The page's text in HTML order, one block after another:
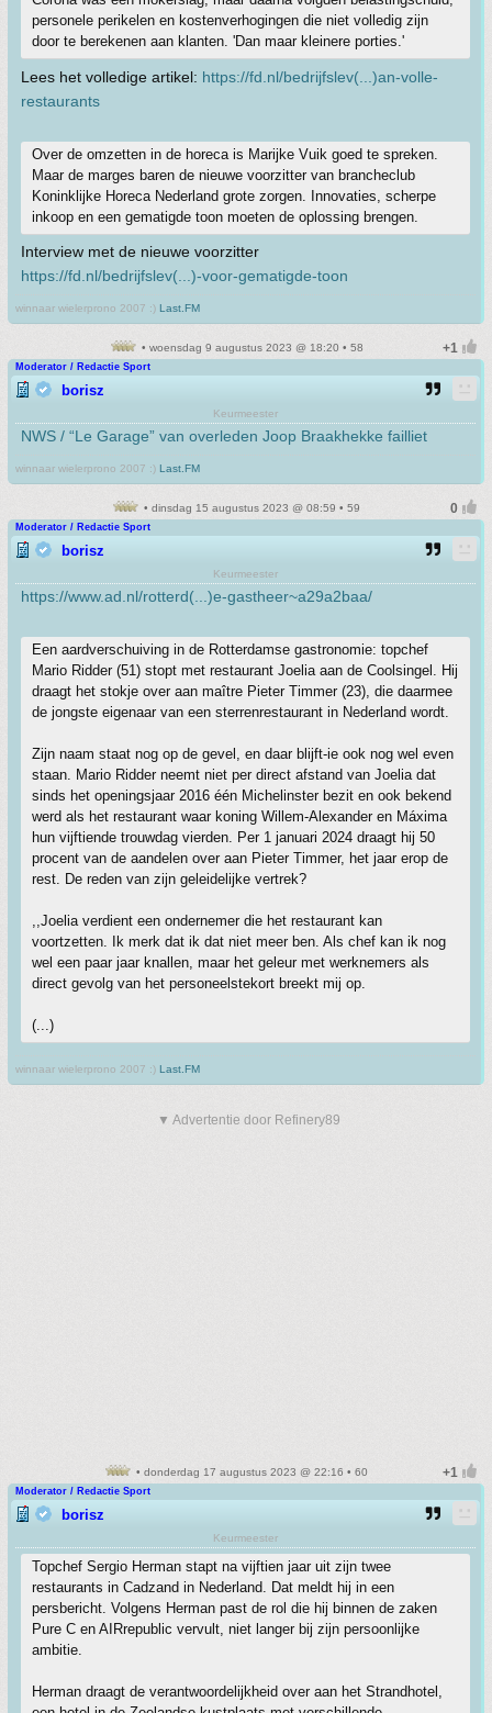
personele perikelen en kostenverhogingen die niet volledig zijn
door te berekenen aan klanten. 'Dan maar kleinere porties.'
Lees het volledige artikel: https://fd.nl/bedrijfslev(...)an-volle-
restaurants
Over de omzetten in de horeca is Marijke Vuik goed te spreken.
Maar de marges baren de nieuwe voorzitter van brancheclub
Koninklijke Horeca Nederland grote zorgen. Innovaties, scherpe
inkoop en een gematigde toon moeten de oplossing brengen.
Interview met de nieuwe voorzitter
https://fd.nl/bedrijfslev(...)-voor-gematigde-toon
winnaar wielerprono 2007 :) Last.FM
• woensdag 9 augustus 2023 @ 18:20 • 58
Moderator / Redactie Sport
borisz
Keurmeester
NWS / “Le Garage” van overleden Joop Braakhekke failliet
winnaar wielerprono 2007 :) Last.FM
• dinsdag 15 augustus 2023 @ 08:59 • 59
Moderator / Redactie Sport
borisz
Keurmeester
https://www.ad.nl/rotterd(...)e-gastheer~a29a2baa/
Een aardverschuiving in de Rotterdamse gastronomie: topchef
Mario Ridder (51) stopt met restaurant Joelia aan de Coolsingel. Hij
draagt het stokje over aan maître Pieter Timmer (23), die daarmee
de jongste eigenaar van een sterrenrestaurant in Nederland wordt.
Zijn naam staat nog op de gevel, en daar blijft-ie ook nog wel even
staan. Mario Ridder neemt niet per direct afstand van Joelia dat
sinds het openingsjaar 2016 één Michelinster bezit en ook bekend
werd als het restaurant waar koning Willem-Alexander en Máxima
hun vijftiende trouwdag vierden. Per 1 januari 2024 draagt hij 50
procent van de aandelen over aan Pieter Timmer, het jaar erop de
rest. De reden van zijn geleidelijke vertrek?
,,Joelia verdient een ondernemer die het restaurant kan
voortzetten. Ik merk dat ik dat niet meer ben. Als chef kan ik nog
wel een paar jaar knallen, maar het geleur met werknemers als
direct gevolg van het personeelstekort breekt mij op.
(...)
winnaar wielerprono 2007 :) Last.FM
▼ Advertentie door Refinery89
• donderdag 17 augustus 2023 @ 22:16 • 60
Moderator / Redactie Sport
borisz
Keurmeester
Topchef Sergio Herman stapt na vijftien jaar uit zijn twee
restaurants in Cadzand in Nederland. Dat meldt hij in een
persbericht. Volgens Herman past de rol die hij binnen de zaken
Pure C en AIRrepublic vervult, niet langer bij zijn persoonlijke
ambitie.
Herman draagt de verantwoordelijkheid over aan het Strandhotel,